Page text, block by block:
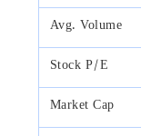
Avg. Volume
Stock P/E
Market Cap